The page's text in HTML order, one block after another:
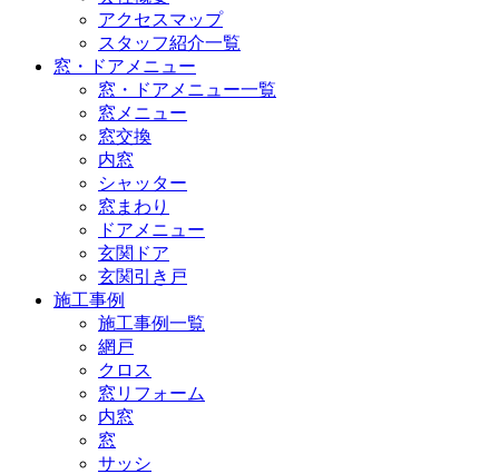
アクセスマップ
スタッフ紹介一覧
窓・ドアメニュー
窓・ドアメニュー一覧
窓メニュー
窓交換
内窓
シャッター
窓まわり
ドアメニュー
玄関ドア
玄関引き戸
施工事例
施工事例一覧
網戸
クロス
窓リフォーム
内窓
窓
サッシ